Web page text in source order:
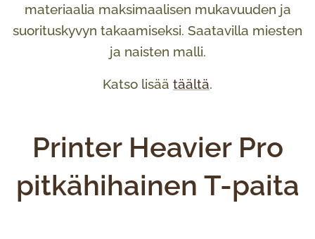
materiaalia maksimaalisen mukavuuden ja
suorituskyvyn takaamiseksi. Saatavilla miesten
ja naisten malli.
Katso lisää täältä.
Printer Heavier Pro
pitkähihainen T-paita